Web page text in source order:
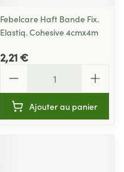
Febelcare Haft Bande Fix.
Elastiq. Cohesive 4cmx4m
2,21 €
Ajouter au panier